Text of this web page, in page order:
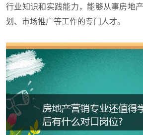
行业知识和实践能力，能够从事房地
划、市场推广等工作的专门人才。